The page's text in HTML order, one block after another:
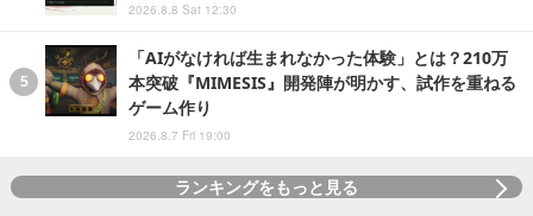
2026.8.8 Sat 12:30
「AIがなければ生まれなかった体験」とは？210万
本突破『MIMESIS』開発陣が明かす、試作を重ねる
ゲーム作り
2026.8.7 Fri 19:00
ランキングをもっと見る